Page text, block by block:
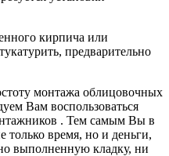
кирпича или
предварительно
монтажа облицовочных
Вам воспользоваться
. Тем самым Вы в
только время, но и деньги,
выполненную кладку, ни